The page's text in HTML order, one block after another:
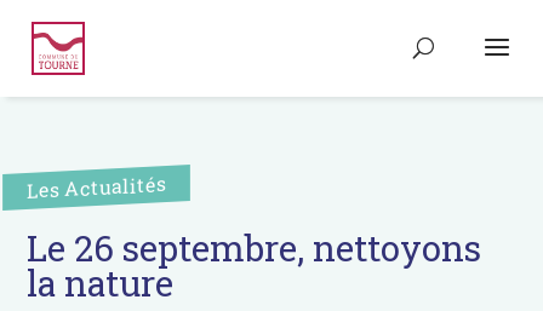
Les Actualités
Le 26 septembre, nettoyons
la nature